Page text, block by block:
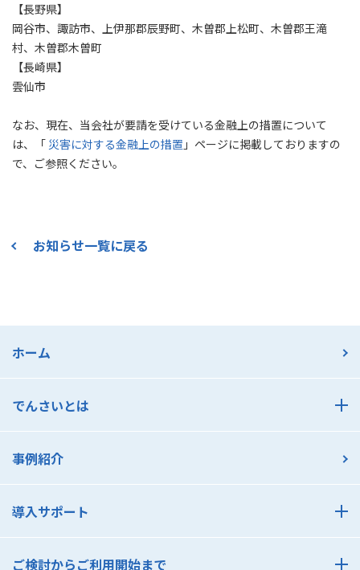
【長野県】
岡谷市、諏訪市、上伊那郡辰野町、木曽郡上松町、木曽郡王滝
村、木曽郡木曽町
【長崎県】
雲仙市
なお、現在、当会社が要請を受けている金融上の措置について
は、「 災害に対する金融上の措置 」ページに掲載しておりますの
で、ご参照ください。
お知らせ一覧に戻る
ホーム
でんさいとは
でんさいとは
でんさいのメリット 支払利用編
でんさいコスト診断
事例紹介
導入サポート
導入サポート
ご検討からご利用開始まで